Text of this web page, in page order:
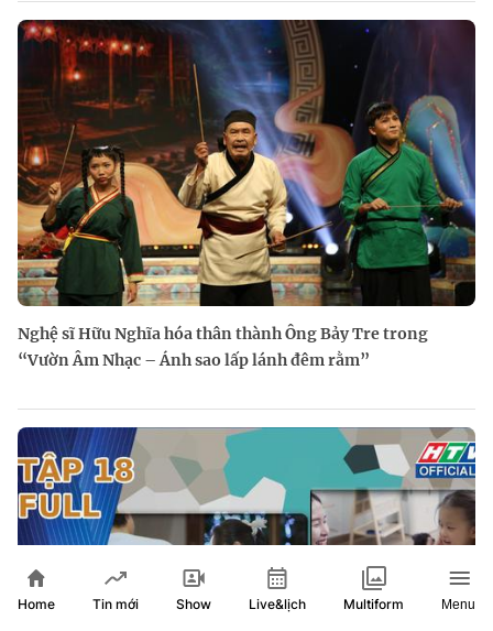
Nghệ sĩ Hữu Nghĩa hóa thân thành Ông Bảy Tre trong
“Vườn Âm Nhạc – Ánh sao lấp lánh đêm rằm”
Home Tin mới Show Live&lịch Multiform Menu